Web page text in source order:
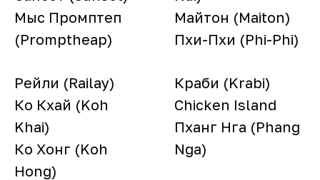
Мыс Промптеп
(Promptheap)
Майтон (Maiton)
Пхи-Пхи (Phi-Phi)
Рейли (Railay)
Ко Кхай (Koh
Khai)
Ко Хонг (Koh
Hong)
Краби (Krabi)
Chicken Island
Пханг Нга (Phang
Nga)